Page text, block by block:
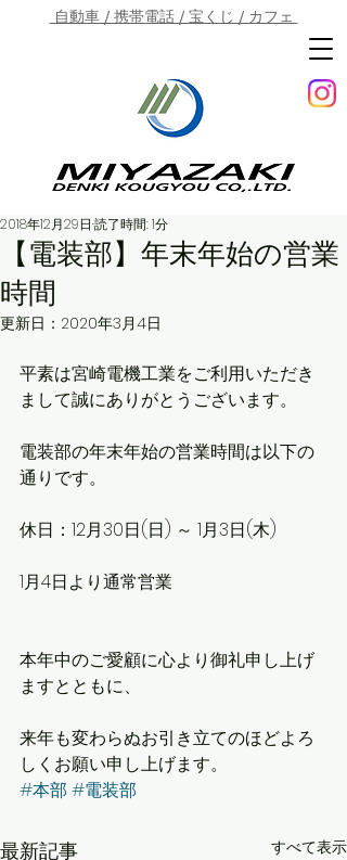
自動車 / 携帯電話 / 宝くじ / カフェ
【電装部】年末年始の営業
時間
2018年12月29日 読了時間: 1分
更新日： 2020年3月4日
平素は宮崎電機工業をご利用いただき
まして誠にありがとうございます。
電装部の年末年始の営業時間は以下の
通りです。
休日：12月30日(日) ～ 1月3日(木)
1月4日より通常営業
本年中のご愛顧に心より御礼申し上げ
ますとともに、
来年も変わらぬお引き立てのほどよろ
しくお願い申し上げます。
#本部 #電装部
最新記事 すべて表示